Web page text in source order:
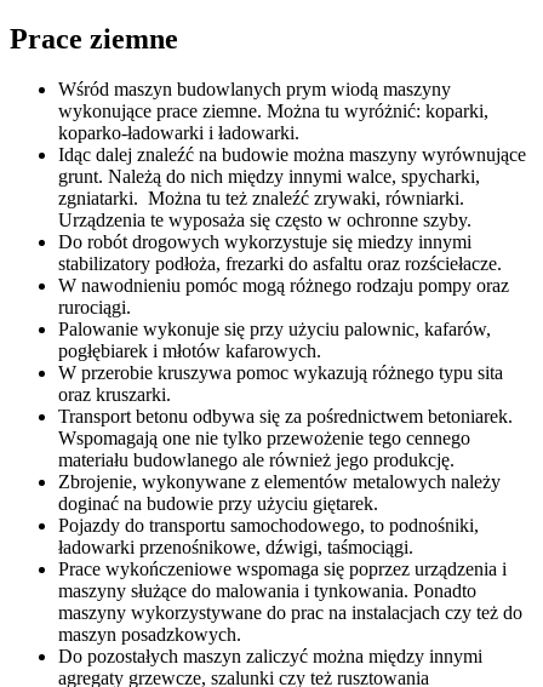
Prace ziemne
Wśród maszyn budowlanych prym wiodą maszyny
wykonujące prace ziemne. Można tu wyróżnić: koparki,
koparko-ładowarki i ładowarki.
Idąc dalej znaleźć na budowie można maszyny wyrównujące
grunt. Należą do nich między innymi walce, spycharki,
zgniatarki. Można tu też znaleźć zrywaki, równiarki.
Urządzenia te wyposaża się często w ochronne szyby.
Do robót drogowych wykorzystuje się miedzy innymi
stabilizatory podłoża, frezarki do asfaltu oraz rozściełacze.
W nawodnieniu pomóc mogą różnego rodzaju pompy oraz
rurociągi.
Palowanie wykonuje się przy użyciu palownic, kafarów,
pogłębiarek i młotów kafarowych.
W przerobie kruszywa pomoc wykazują różnego typu sita
oraz kruszarki.
Transport betonu odbywa się za pośrednictwem betoniarek.
Wspomagają one nie tylko przewożenie tego cennego
materiału budowlanego ale również jego produkcję.
Zbrojenie, wykonywane z elementów metalowych należy
doginać na budowie przy użyciu giętarek.
Pojazdy do transportu samochodowego, to podnośniki,
ładowarki przenośnikowe, dźwigi, taśmociągi.
Prace wykończeniowe wspomaga się poprzez urządzenia i
maszyny służące do malowania i tynkowania. Ponadto
maszyny wykorzystywane do prac na instalacjach czy też do
maszyn posadzkowych.
Do pozostałych maszyn zaliczyć można między innymi
agregaty grzewcze, szalunki czy też rusztowania